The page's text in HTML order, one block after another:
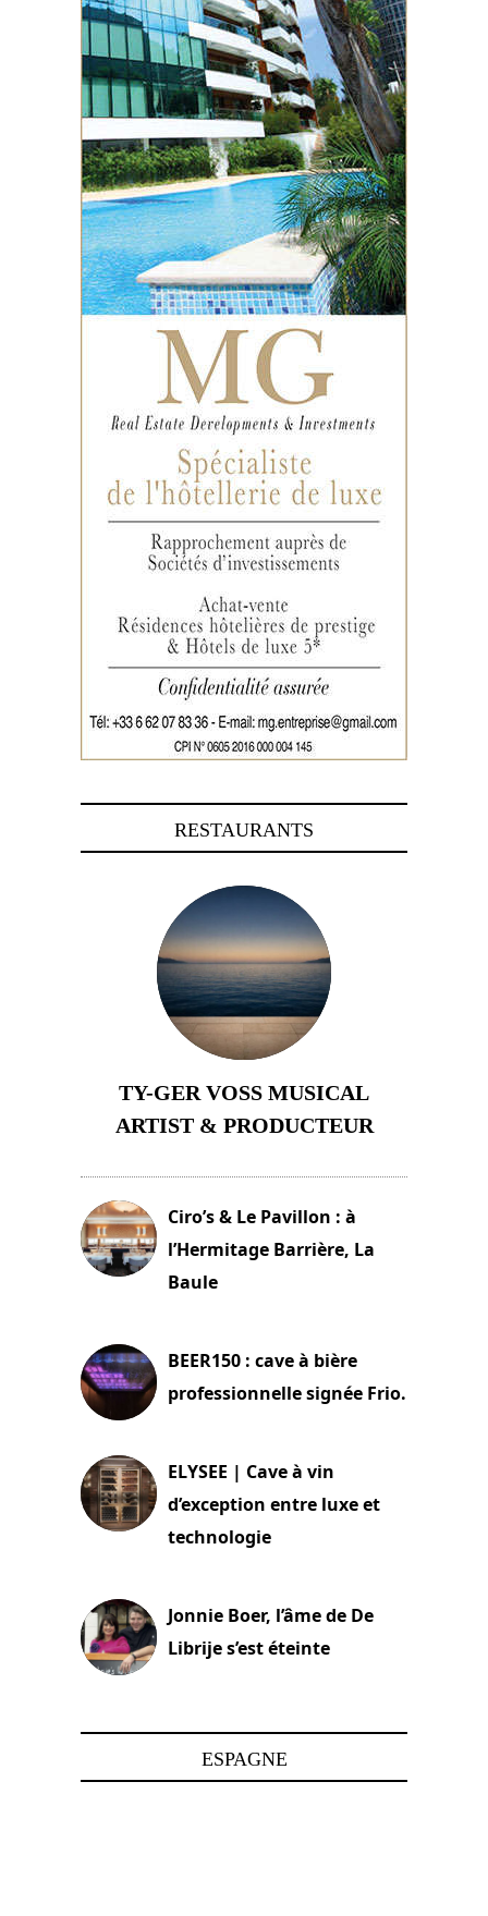
RESTAURANTS
TY-GER VOSS MUSICAL
ARTIST & PRODUCTEUR
Ciro’s & Le Pavillon : à
l’Hermitage Barrière, La
Baule
BEER150 : cave à bière
professionnelle signée Frio.
ELYSEE | Cave à vin
d’exception entre luxe et
technologie
Jonnie Boer, l’âme de De
Librije s’est éteinte
ESPAGNE